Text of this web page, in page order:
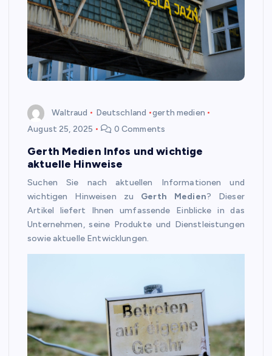
Waltraud Deutschland
gerth medien
August 25, 2025
0 Comments
Gerth Medien Infos und wichtige
aktuelle Hinweise
Suchen Sie nach aktuellen Informationen und
wichtigen Hinweisen zu Gerth Medien? Dieser
Artikel liefert Ihnen umfassende Einblicke in das
Unternehmen, seine Produkte und Dienstleistungen
sowie aktuelle Entwicklungen.